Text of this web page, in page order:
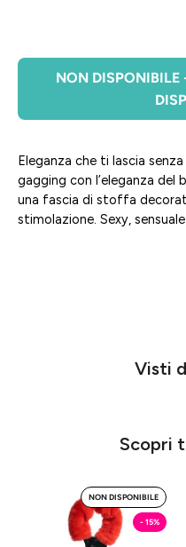
NON
Eleganza che ti lascia
gagging con l’eleganza del
una fascia di stoffa
stimolazione. Sexy,
Visti
Scopri
Sei
In
Arresto!
NON DISPONIBILE
- 15%